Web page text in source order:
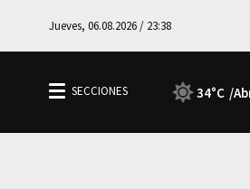
Jueves, 06.08.2026 / 23:38
34°C